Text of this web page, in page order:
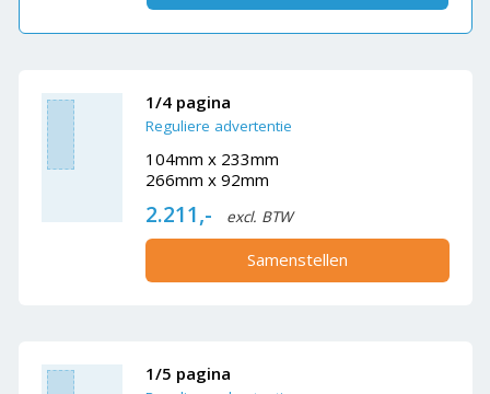
1/4 pagina
Reguliere advertentie
104mm x 233mm
266mm x 92mm
2.211,- excl. BTW
Samenstellen
1/5 pagina